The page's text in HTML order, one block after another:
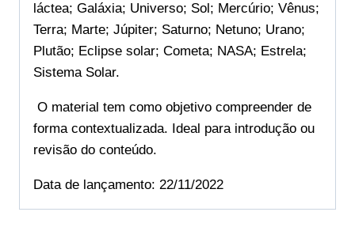
láctea; Galáxia; Universo; Sol; Mercúrio; Vênus;
Terra; Marte; Júpiter; Saturno; Netuno; Urano;
Plutão; Eclipse solar; Cometa; NASA; Estrela;
Sistema Solar.
O material tem como objetivo compreender de
forma contextualizada. Ideal para introdução ou
revisão do conteúdo.
Data de lançamento: 22/11/2022